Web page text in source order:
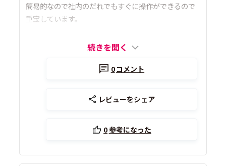
簡易的なので社内のだれでもすぐに操作ができるので
重宝しています。
続きを開く
0コメント
レビューをシェア
0参考になった